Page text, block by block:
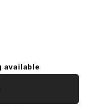
available